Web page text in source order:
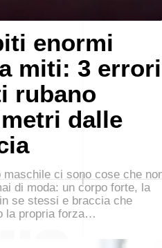
enormi
miti: 3 errori
rubano
dalle
maschile ci sono cose che
di moda: un corpo forte, la
se stessi e braccia che
la propria forza…